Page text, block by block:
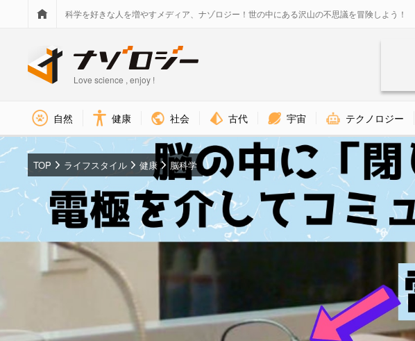
科学を好きな人を増やすメディア、ナゾロジー！世の中にある沢山の不思議を冒険しよう！
Love science , enjoy !
自然 健康 社会 古代 宇宙 テクノロジー
TOP ライフスタイル 健康 脳科学